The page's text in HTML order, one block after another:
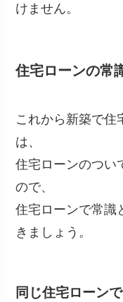
けません。
住宅ローンの常
これから新築で住
は、
住宅ローンのつい
ので、
住宅ローンで常識
きましょう。
同じ住宅ローン